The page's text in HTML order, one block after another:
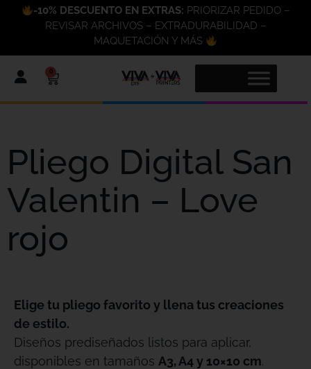
-10% DESCUENTO EN EXTRAS: PRIORIZAR PEDIDO –
REVISAR ARCHIVOS – EXTRADURABILIDAD –
MAQUETACIÓN Y MÁS
0
Pliego Digital San
Valentin – Love
rojo
Elige tu pliego favorito y llena tus creaciones
de estilo.
Diseños prediseñados listos para aplicar,
disponibles en tamaños A3, A4 y 10×10 cm.